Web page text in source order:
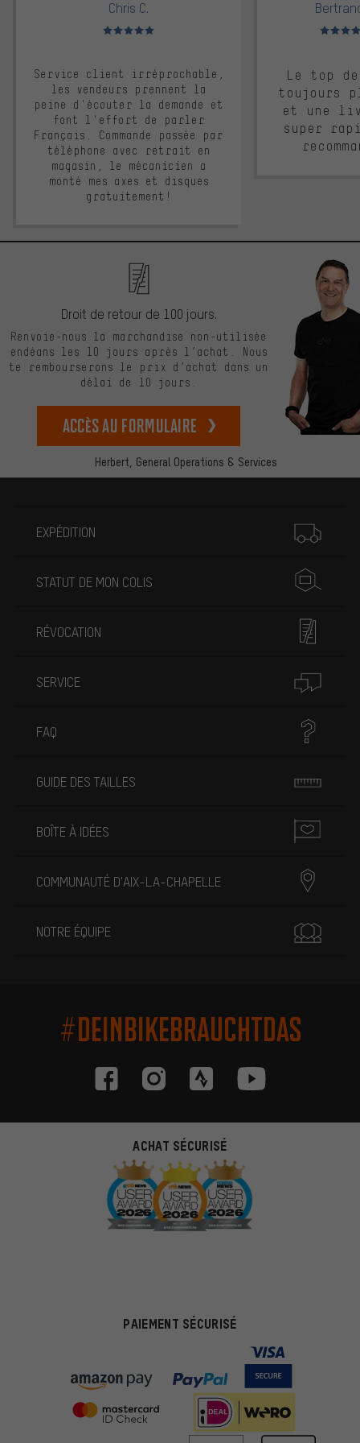
Chris C.
Note moyenne : 5 sur 5
Service client irréprochable,
les vendeurs prennent la
peine d'écouter la demande et
font l'effort de parler
Français. Commande passée par
téléphone avec retrait en
magasin, le mécanicien a
monté mes axes et disques
gratuitement!
Note
Le top
toujours
et une
super
Herbert, General Operations & Services
Droit de retour de 100 jours.
Renvoie-nous la marchandise non-utilisée
endéans les 10 jours après l’achat. Nous
te rembourserons le prix d’achat dans un
délai de 10 jours.
Accès au formulaire
EXPÉDITION
STATUT DE MON COLIS
RÉVOCATION
SERVICE
FAQ
GUIDE DES TAILLES
BOÎTE À IDÉES
COMMUNAUTÉ D'AIX-LA-CHAPELLE
NOTRE ÉQUIPE
#DEINBIKEBRAUCHTDAS
ACHAT SÉCURISÉ
PAIEMENT SÉCURISÉ